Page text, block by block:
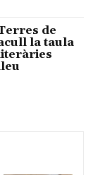
de
la taula